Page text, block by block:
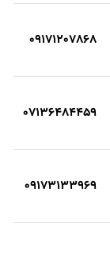
09171207868
07136484459
09173133969